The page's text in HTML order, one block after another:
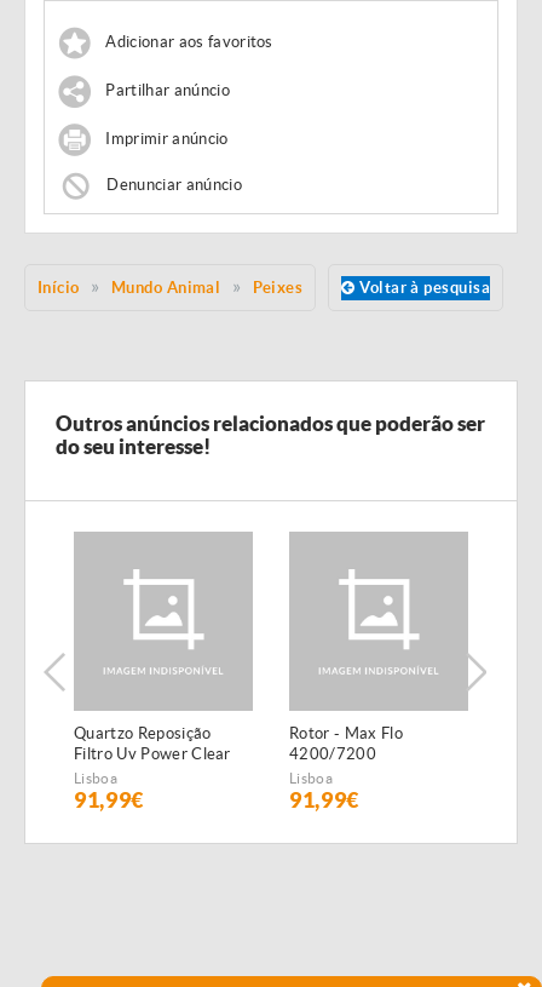
Adicionar aos favoritos
Partilhar anúncio
Imprimir anúncio
Denunciar anúncio
Início Mundo Animal Peixes Voltar à pesquisa
Outros anúncios relacionados que poderão ser
do seu interesse!
Quartzo Reposição
Filtro Uv Power Clear
Lagoa 55W
Lisboa
91,99€
Rotor - Max Flo
4200/7200
Lisboa
91,99€